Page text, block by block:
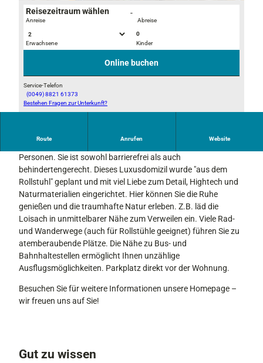
A
n
a
n
s
i
c
h
t
n
d
W
i
n
t
e
r
g
a
t
e
F
e
r
-
O
f
e
n
-
0
1
Reisezeitraum wählen
Anreise
-
Abreise
Erwachsene
0
Kinder
Online buchen
Service-Telefon
(0049) 8821 61373
Bestehen Fragen zur Unterkunft?
Route Anrufen Website
Personen. Sie ist sowohl barrierefrei als auch
behindertengerecht. Dieses Luxusdomizil wurde "aus dem
Rollstuhl" geplant und mit viel Liebe zum Detail, Hightech und
Naturmaterialien eingerichtet. Hier können Sie die Ruhe
genießen und die traumhafte Natur erleben. Z.B. läd die
Loisach in unmittelbarer Nähe zum Verweilen ein. Viele Rad-
und Wanderwege (auch für Rollstühle geeignet) führen Sie zu
atemberaubende Plätze. Die Nähe zu Bus- und
Bahnhaltestellen ermöglicht Ihnen unzählige
Ausflugsmöglichkeiten. Parkplatz direkt vor der Wohnung.
Besuchen Sie für weitere Informationen unsere Homepage –
wir freuen uns auf Sie!
Gut zu wissen